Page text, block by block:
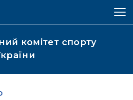
комітет спорту